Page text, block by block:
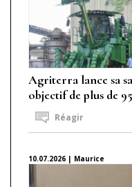
Agriterra lance sa
objectif de plus de
Réagir
10.07.2026 | Maurice